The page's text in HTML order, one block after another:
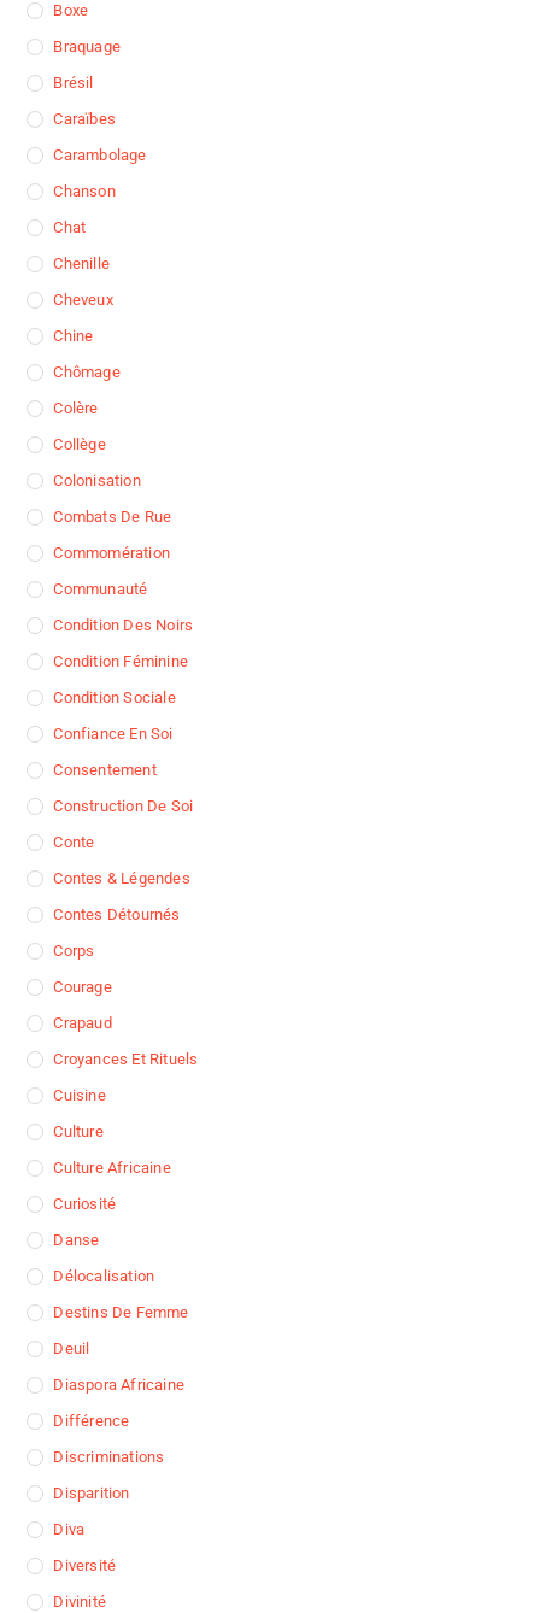
Boxe
Braquage
Brésil
Caraïbes
Carambolage
Chanson
Chat
Chenille
Cheveux
Chine
Chômage
Colère
Collège
Colonisation
Combats De Rue
Commomération
Communauté
Condition Des Noirs
Condition Féminine
Condition Sociale
Confiance En Soi
Consentement
Construction De Soi
Conte
Contes & Légendes
Contes Détournés
Corps
Courage
Crapaud
Croyances Et Rituels
Cuisine
Culture
Culture Africaine
Curiosité
Danse
Délocalisation
Destins De Femme
Deuil
Diaspora Africaine
Différence
Discriminations
Disparition
Diva
Diversité
Divinité